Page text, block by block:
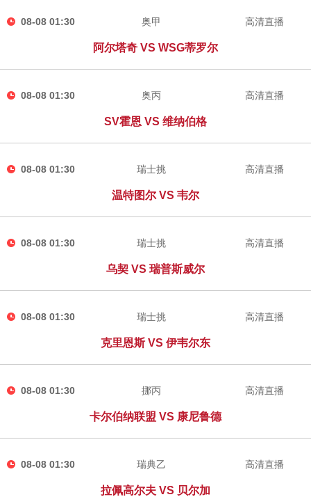
08-08 01:30 奥甲
阿尔塔奇 VS WSG蒂罗尔
高清直播
08-08 01:30 奥丙
SV霍恩 VS 维纳伯格
高清直播
08-08 01:30 瑞士挑
温特图尔 VS 韦尔
高清直播
08-08 01:30 瑞士挑
乌契 VS 瑞普斯威尔
高清直播
08-08 01:30 瑞士挑
克里恩斯 VS 伊韦尔东
高清直播
08-08 01:30 挪丙
卡尔伯纳联盟 VS 康尼鲁德
高清直播
08-08 01:30 瑞典乙
拉佩高尔夫 VS 贝尔加
高清直播